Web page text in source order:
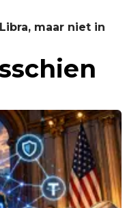
maar niet in